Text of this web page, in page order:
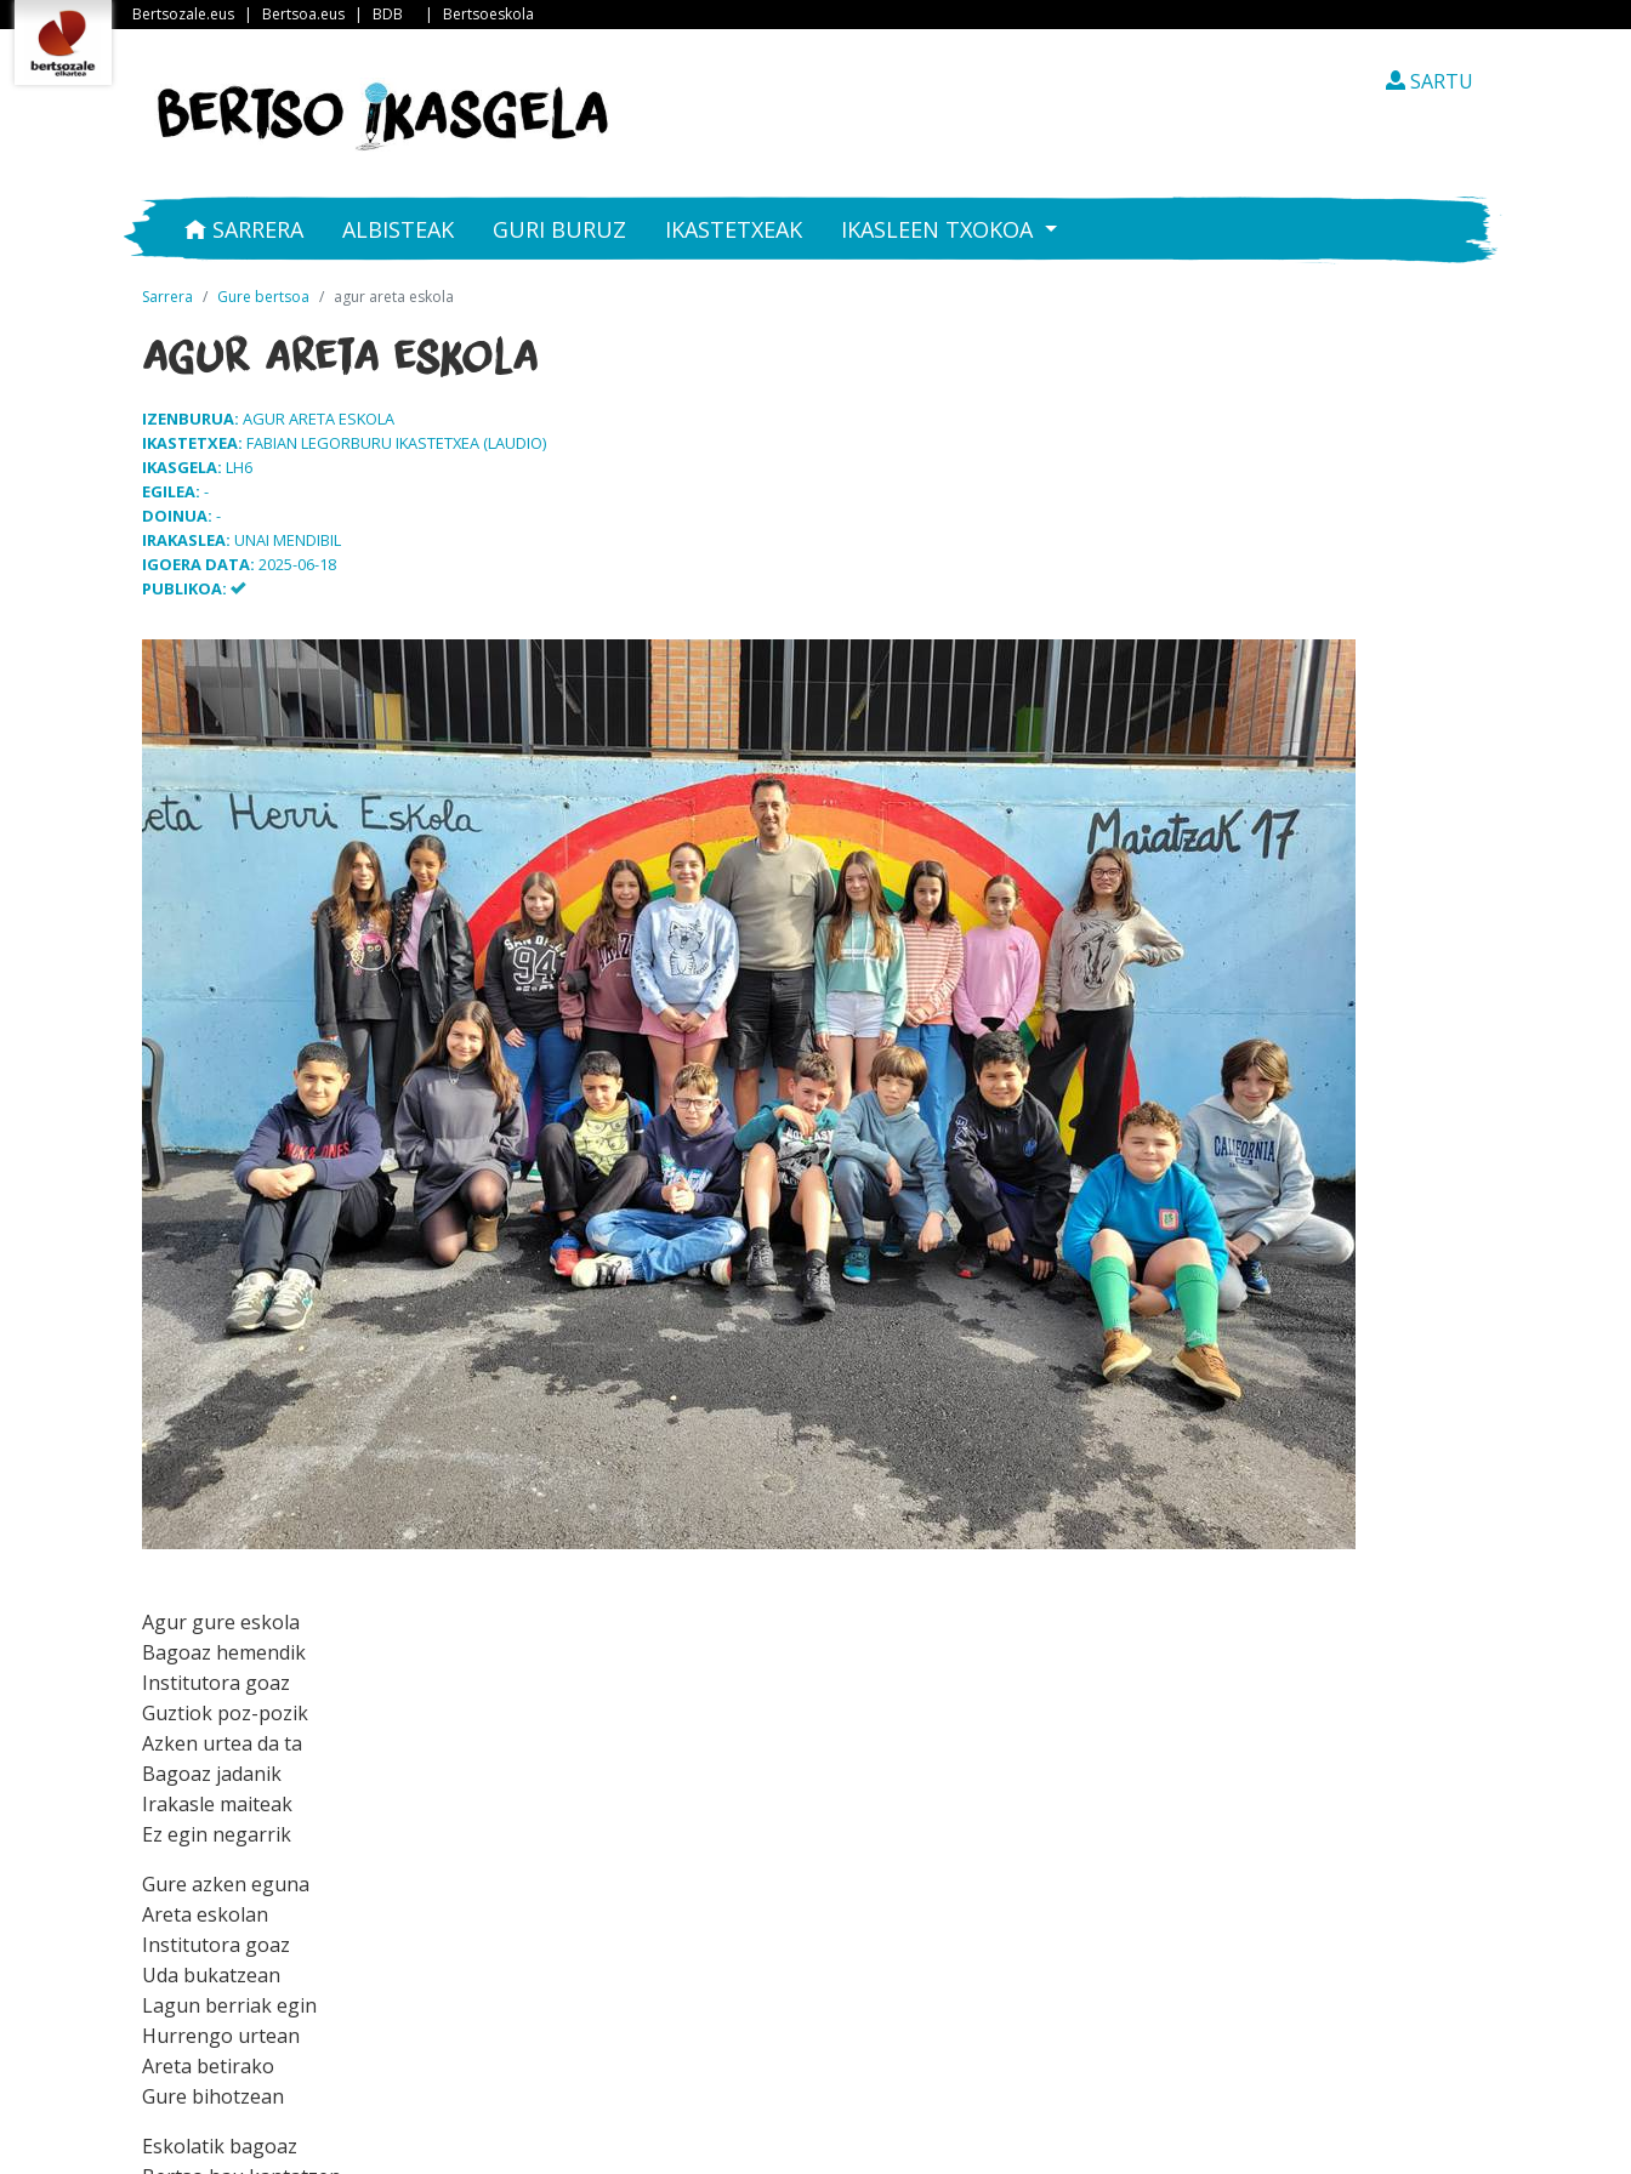
Bertsozale.eus | Bertsoa.eus | BDB | Bertsoeskola
SARTU
SARRERA ALBISTEAK GURI BURUZ IKASTETXEAK IKASLEEN TXOKOA
Sarrera Gure bertsoa agur areta eskola
agur areta eskola
IZENBURUA: AGUR ARETA ESKOLA
IKASTETXEA: FABIAN LEGORBURU IKASTETXEA (LAUDIO)
IKASGELA: LH6
EGILEA: -
DOINUA: -
IRAKASLEA: UNAI MENDIBIL
IGOERA DATA: 2025-06-18
PUBLIKOA:
Agur gure eskola
Bagoaz hemendik
Institutora goaz
Guztiok poz-pozik
Azken urtea da ta
Bagoaz jadanik
Irakasle maiteak
Ez egin negarrik
Gure azken eguna
Areta eskolan
Institutora goaz
Uda bukatzean
Lagun berriak egin
Hurrengo urtean
Areta betirako
Gure bihotzean
Eskolatik bagoaz